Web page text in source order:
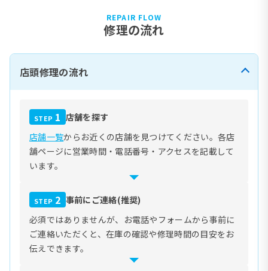
REPAIR FLOW
修理の流れ
店頭修理の流れ
STEP 1 店舗を探す
店舗一覧からお近くの店舗を見つけてください。各店
舗ページに営業時間・電話番号・アクセスを記載して
います。
STEP 2 事前にご連絡(推奨)
必須ではありませんが、お電話やフォームから事前に
ご連絡いただくと、在庫の確認や修理時間の目安をお
伝えできます。